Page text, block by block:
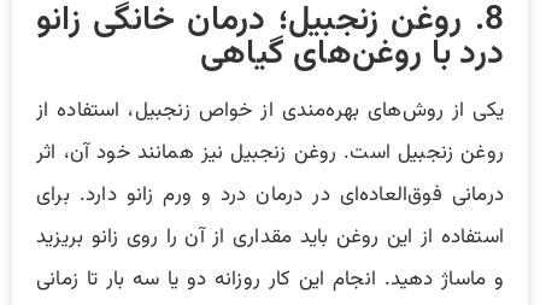
8. روغن زنجبیل؛ درمان خانگی زانو
درد با روغن‌های گیاهی
یکی از روش‌های بهره‌مندی از خواص زنجبیل، استفاده از
روغن زنجبیل است. روغن زنجبیل نیز همانند خود آن، اثر
درمانی فوق‌العاده‌ای در درمان درد و ورم زانو دارد. برای
استفاده از این روغن باید مقداری از آن را روی زانو بریزید
و ماساژ دهید. انجام این کار روزانه دو یا سه بار تا زمانی